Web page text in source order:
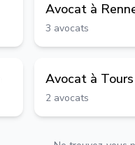
Avocat à
3 avocats
Avocat à Tours
2 avocats